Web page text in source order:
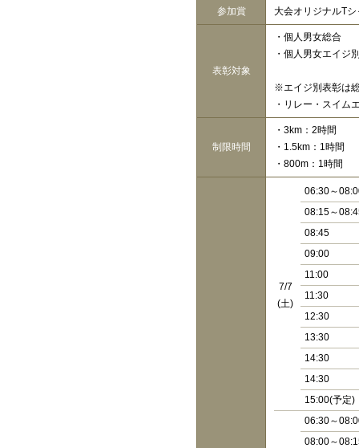
参加賞 大会オリジナルTシ
表彰対象
・個人男女総合
・個人男女エイジ
※エイジ別表彰は
・リレー・スイム
制限時間
・3km：2時間
・1.5km：1時間
・800m：1時間
7/7
(土)
06:30～
08:15～
08:45
09:00
11:00
11:30
12:30
13:30
14:30
14:30
15:00(予定)
06:30～
08:00～